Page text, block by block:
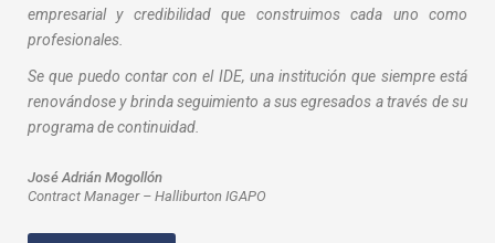
empresarial y credibilidad que construimos cada uno como
profesionales.
Se que puedo contar con el IDE, una institución que siempre está
renovándose y brinda seguimiento a sus egresados a través de su
programa de continuidad.
José Adrián Mogollón
Contract Manager – Halliburton IGAPO